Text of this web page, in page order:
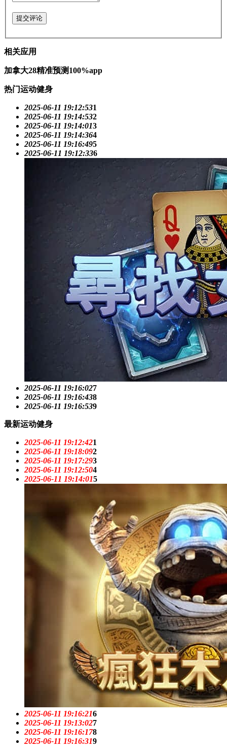
提交评论
相关应用
加拿大28精准预测100%app
热门运动健身
2025-06-11 19:12:531
2025-06-11 19:14:532
2025-06-11 19:14:013
2025-06-11 19:14:364
2025-06-11 19:16:495
2025-06-11 19:12:336
2025-06-11 19:16:027
2025-06-11 19:16:438
2025-06-11 19:16:539
最新运动健身
2025-06-11 19:12:421
2025-06-11 19:18:092
2025-06-11 19:17:293
2025-06-11 19:12:504
2025-06-11 19:14:015
2025-06-11 19:16:216
2025-06-11 19:13:027
2025-06-11 19:16:178
2025-06-11 19:16:319